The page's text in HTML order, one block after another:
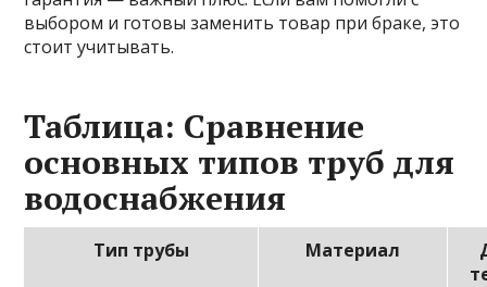
выбором и готовы заменить товар при браке, это
стоит учитывать.
Таблица: Сравнение
основных типов труб для
водоснабжения
Тип трубы Материал